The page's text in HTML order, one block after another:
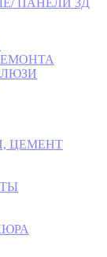
ПАНЕЛИ 3Д
ЦЕМЕНТ